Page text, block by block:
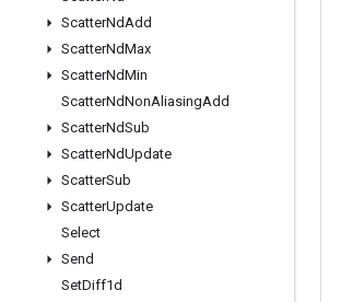
ScatterNdAdd
ScatterNdMax
ScatterNdMin
ScatterNdNonAliasingAdd
ScatterNdSub
ScatterNdUpdate
ScatterSub
ScatterUpdate
Select
Send
SetDiff1d